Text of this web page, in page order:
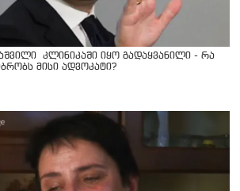
კლინიკაში იყო გადაყვანილი - რა
მისი ადვოკატი?